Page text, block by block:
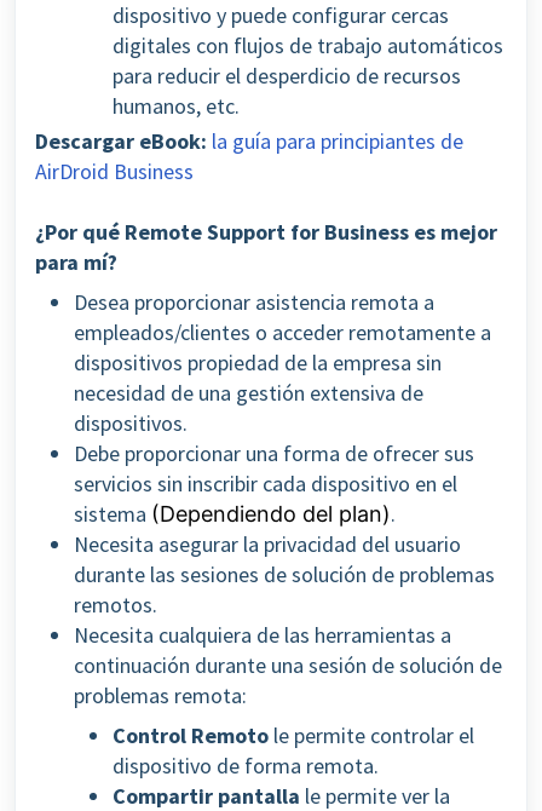
dispositivo y puede configurar cercas
digitales con flujos de trabajo automáticos
para reducir el desperdicio de recursos
humanos, etc.
Descargar eBook: la guía para principiantes de
AirDroid Business
¿Por qué Remote Support for Business es mejor
para mí?
Desea proporcionar asistencia remota a
empleados/clientes o acceder remotamente a
dispositivos propiedad de la empresa sin
necesidad de una gestión extensiva de
dispositivos.
Debe proporcionar una forma de ofrecer sus
servicios sin inscribir cada dispositivo en el
sistema (Dependiendo del plan).
Necesita asegurar la privacidad del usuario
durante las sesiones de solución de problemas
remotos.
Necesita cualquiera de las herramientas a
continuación durante una sesión de solución de
problemas remota:
Control Remoto le permite controlar el
dispositivo de forma remota.
Compartir pantalla le permite ver la